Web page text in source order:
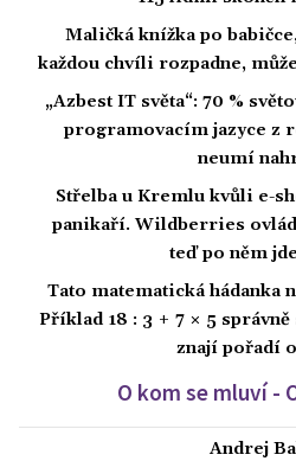
Maličká knížka po
každou chvíli rozpadne,
„Azbest IT světa“: 70 %
programovacím jazyce z
neumí
Střelba u Kremlu kvůli e-
panikaří. Wildberries
teď po něm
Tato matematická hádanka
Příklad 18 : 3 + 7 × 5
znají pořadí
O kom se mluví -
Andrej